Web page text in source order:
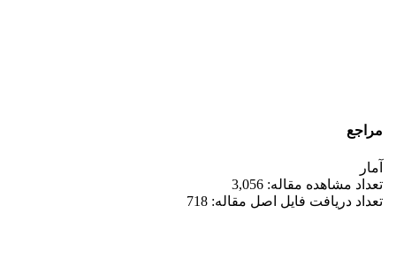
مراجع
آمار
تعداد مشاهده مقاله: 3,056
تعداد دریافت فایل اصل مقاله: 718